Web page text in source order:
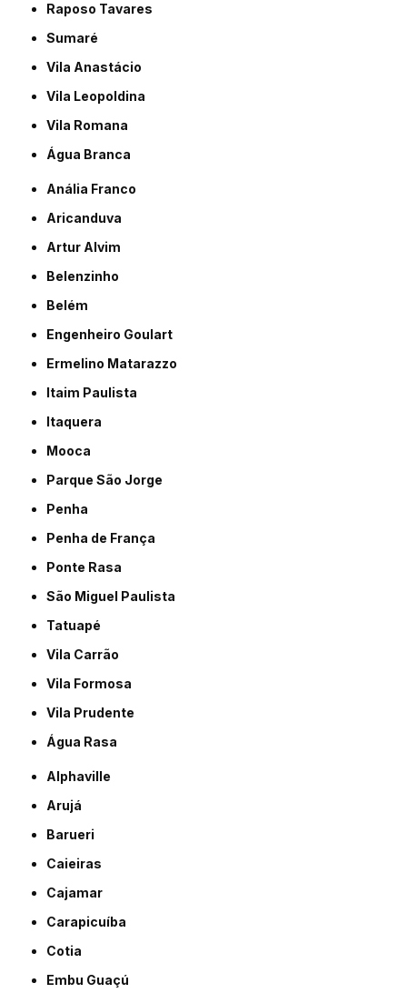
Raposo Tavares
Sumaré
Vila Anastácio
Vila Leopoldina
Vila Romana
Água Branca
Anália Franco
Aricanduva
Artur Alvim
Belenzinho
Belém
Engenheiro Goulart
Ermelino Matarazzo
Itaim Paulista
Itaquera
Mooca
Parque São Jorge
Penha
Penha de França
Ponte Rasa
São Miguel Paulista
Tatuapé
Vila Carrão
Vila Formosa
Vila Prudente
Água Rasa
Alphaville
Arujá
Barueri
Caieiras
Cajamar
Carapicuíba
Cotia
Embu Guaçú